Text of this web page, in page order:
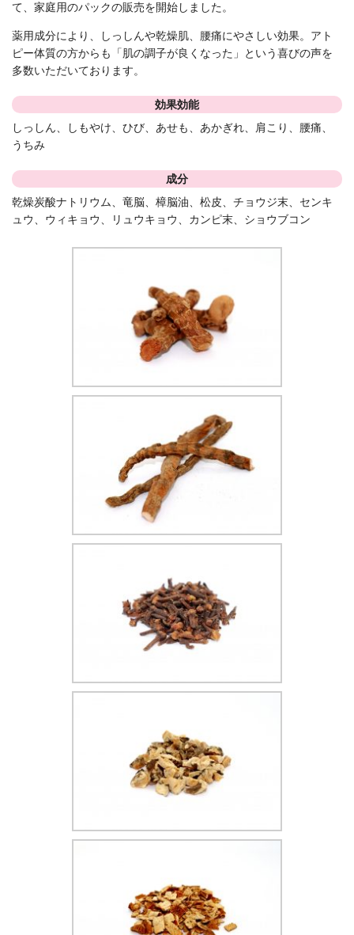
て、家庭用のパックの販売を開始しました。
薬用成分により、しっしんや乾燥肌、腰痛にやさしい効果。アト
ピー体質の方からも「肌の調子が良くなった」という喜びの声を
多数いただいております。
効果効能
しっしん、しもやけ、ひび、あせも、あかぎれ、肩こり、腰痛、
うちみ
成分
乾燥炭酸ナトリウム、竜脳、樟脳油、松皮、チョウジ末、センキ
ュウ、ウィキョウ、リュウキョウ、カンピ末、ショウブコン